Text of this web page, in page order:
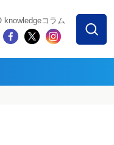
knowledgeコラム